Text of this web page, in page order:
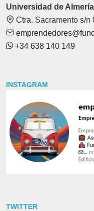
Universidad de Almería
Ctra. Sacramento s/n
+34 638 140 149
INSTAGRAM
TWITTER